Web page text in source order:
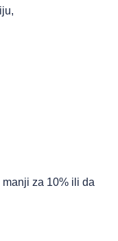
za 10% ili da